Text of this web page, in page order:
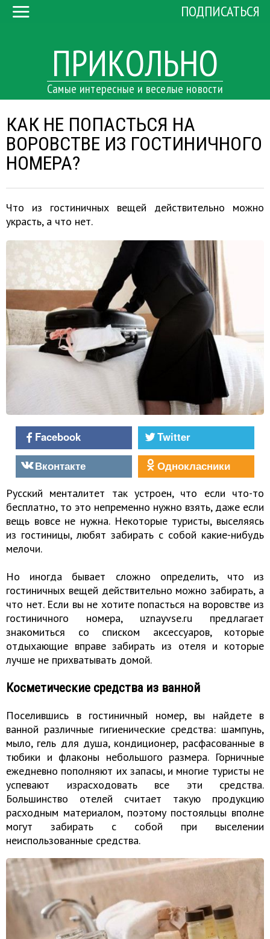
ПРИКОЛЬНО
Самые интересные и веселые новости
ПОДПИСАТЬСЯ
КАК НЕ ПОПАСТЬСЯ НА
ВОРОВСТВЕ ИЗ ГОСТИНИЧНОГО
НОМЕРА?
Что из гостиничных вещей действительно можно
украсть, а что нет.
Facebook
Twitter
Вконтакте
Однокласники
Русский менталитет так устроен, что если что-то
бесплатно, то это непременно нужно взять, даже если
вещь вовсе не нужна. Некоторые туристы, выселяясь
из гостиницы, любят забирать с собой какие-нибудь
мелочи.
Но иногда бывает сложно определить, что из
гостиничных вещей действительно можно забирать, а
что нет. Если вы не хотите попасться на воровстве из
гостиничного номера, uznayvse.ru предлагает
знакомиться со списком аксессуаров, которые
отдыхающие вправе забирать из отеля и которые
лучше не прихватывать домой.
Косметические средства из ванной
Поселившись в гостиничный номер, вы найдете в
ванной различные гигиенические средства: шампунь,
мыло, гель для душа, кондиционер, расфасованные в
тюбики и флаконы небольшого размера. Горничные
ежедневно пополняют их запасы, и многие туристы не
успевают израсходовать все эти средства.
Большинство отелей считает такую продукцию
расходным материалом, поэтому постояльцы вполне
могут забирать с собой при выселении
неиспользованные средства.